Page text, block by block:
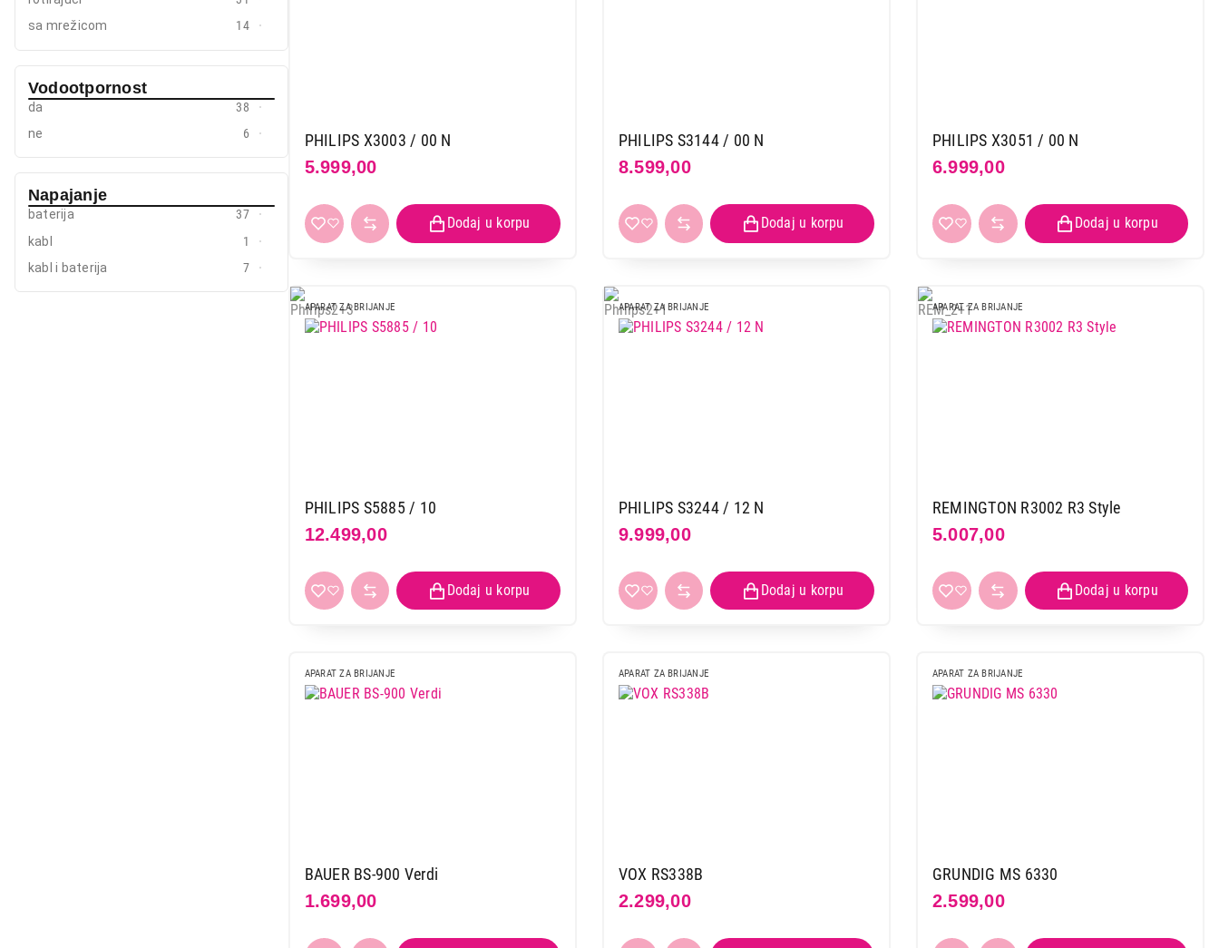
Xiaomi
3
sa mrežicom
14
Vodootpornost
da
38
ne
6
Napajanje
baterija
37
kabl
1
kabl i baterija
7
PHILIPS X3003 / 00 N
5.999,00
PHILIPS S3144 / 00 N
8.599,00
PHILIPS X3051 / 00 N
6.999,00
APARAT ZA BRIJANJE
PHILIPS S5885 / 10
12.499,00
APARAT ZA BRIJANJE
PHILIPS S3244 / 12 N
9.999,00
APARAT ZA BRIJANJE
REMINGTON R3002 R3 Style
5.007,00
APARAT ZA BRIJANJE
BAUER BS-900 Verdi
1.699,00
APARAT ZA BRIJANJE
VOX RS338B
2.299,00
APARAT ZA BRIJANJE
GRUNDIG MS 6330
2.599,00